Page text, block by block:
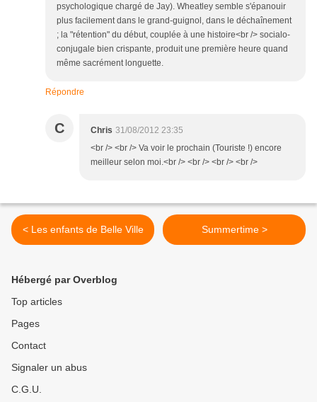
psychologique chargé de Jay). Wheatley semble s'épanouir
plus facilement dans le grand-guignol, dans le déchaînement
; la "rétention" du début, couplée à une histoire<br /> socialo-
conjugale bien crispante, produit une première heure quand
même sacrément longuette.
Répondre
C Chris 31/08/2012 23:35
<br /> <br /> Va voir le prochain (Touriste !) encore
meilleur selon moi.<br /> <br /> <br /> <br />
< Les enfants de Belle Ville Summertime >
Hébergé par Overblog
Top articles
Pages
Contact
Signaler un abus
C.G.U.